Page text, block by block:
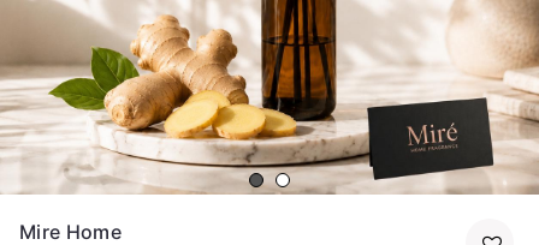
Mire Home